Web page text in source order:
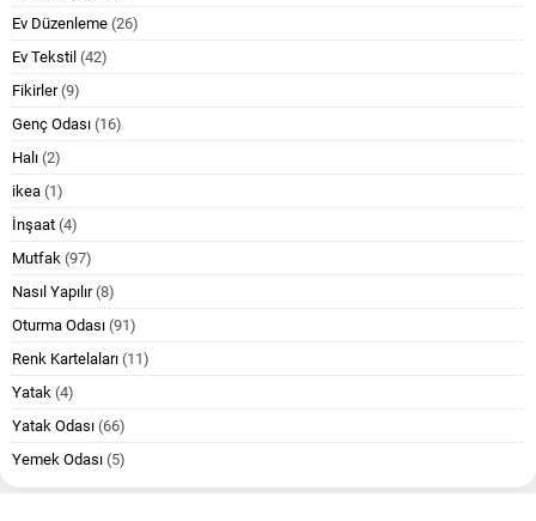
Ev Düzenleme (26)
Ev Tekstil (42)
Fikirler(9)
Genç Odası (16)
Halı (2)
ikea (1)
İnşaat (4)
Mutfak (97)
Nasıl Yapılır(8)
Oturma Odası (91)
Renk Kartelaları (11)
Yatak (4)
Yatak Odası (66)
Yemek Odası (5)